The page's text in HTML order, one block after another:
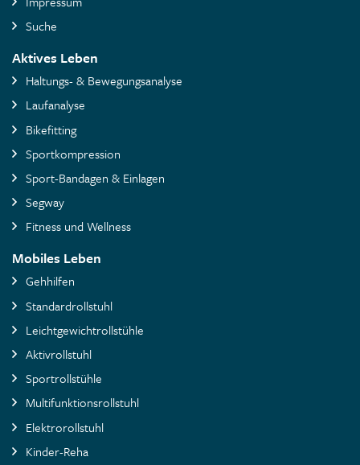
Suche
Aktives Leben
Haltungs- & Bewegungsanalyse
Laufanalyse
Bikefitting
Sportkompression
Sport-Bandagen & Einlagen
Segway
Fitness und Wellness
Mobiles Leben
Gehhilfen
Standardrollstuhl
Leichtgewichtrollstühle
Aktivrollstuhl
Sportrollstühle
Multifunktionsrollstuhl
Elektrorollstuhl
Kinder-Reha